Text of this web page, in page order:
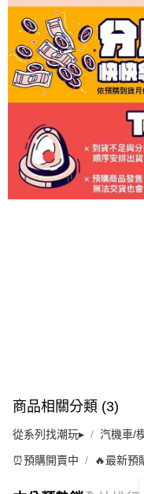
商品相關分類 (3)
從系列找潮玩▸ 汽機車/
⏰預購開賣中 🔥最新預